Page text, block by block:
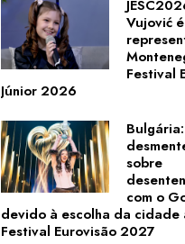
Vujović
Festival
Júnior 2026
sobre
com o
devido à escolha da
Festival Eurovisão 2027